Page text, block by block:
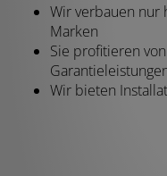
Wir verbauen
Marken
Sie profitieren
Wir bieten